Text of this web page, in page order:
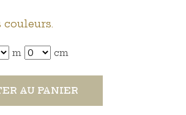
m cm
AU PANIER